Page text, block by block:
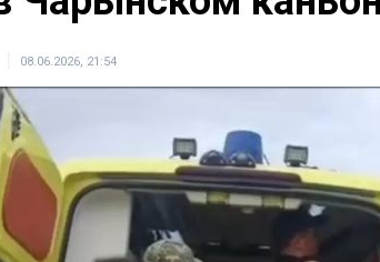
08.06.2026, 21:54